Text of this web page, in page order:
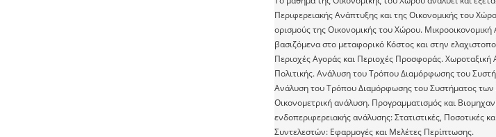
Περιφερειακής Ανάπτυξης και της Οικονομικής του
ορισμούς της Οικονομικής του Χώρου.
βασιζόμενα στο μεταφορικό Κόστος και στην
Περιοχές Αγοράς και Περιοχές Προσφοράς. Χωροταξική
Πολιτικής. Ανάλυση του Τρόπου Διαμόρφωσης του
Ανάλυση του Τρόπου Διαμόρφωσης του Συστήματος των
Οικονομετρική ανάλυση. Προγραμματισμός και
ενδοπεριφερειακής ανάλυσης: Στατιστικές, Ποσοτικές
Συντελεστών: Εφαρμογές και Μελέτες Περίπτωσης.